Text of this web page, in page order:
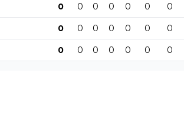
0 0 0 0 0 0 0
0 0 0 0 0 0 0
0 0 0 0 0 0 0